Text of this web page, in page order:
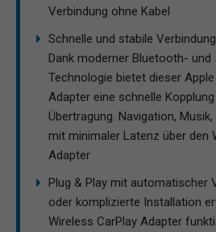
Verbindung ohne Kabel
Schnelle und stabile
Dank moderner Bluetooth- und
Technologie bietet dieser
Adapter eine schnelle
Übertragung. Navigation,
mit minimaler Latenz über den
Adapter
Plug & Play mit automatischer
oder komplizierte Installation
Wireless CarPlay Adapter